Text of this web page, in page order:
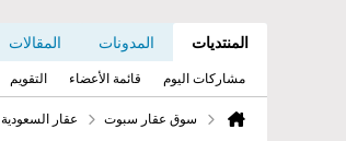
المنتديات المدونات المقالات
مشاركات اليوم قائمة الأعضاء التقويم
سوق عقار سبوت عقار السعودية